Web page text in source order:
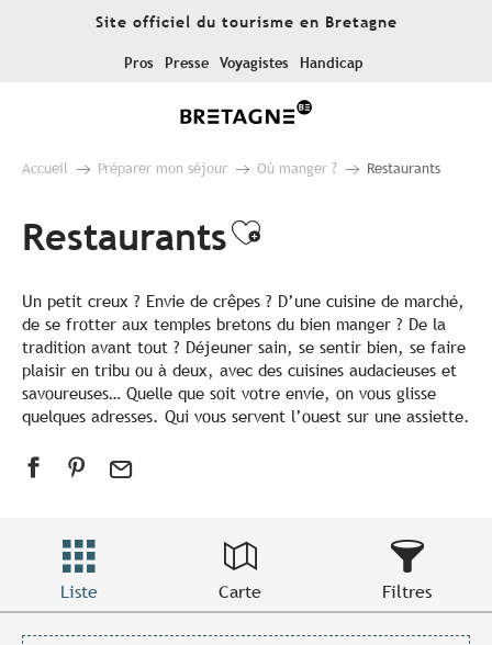
Site officiel du tourisme en Bretagne
Pros Presse Voyagistes Handicap
Accueil Préparer mon séjour Où manger ? Restaurants
RestaurantsAjouter aux
Un petit creux ? Envie de crêpes ? D’une cuisine de marché,
de se frotter aux temples bretons du bien manger ? De la
tradition avant tout ? Déjeuner sain, se sentir bien, se faire
plaisir en tribu ou à deux, avec des cuisines audacieuses et
savoureuses… Quelle que soit votre envie, on vous glisse
quelques adresses. Qui vous servent l’ouest sur une assiette.
Liste Carte Filtres